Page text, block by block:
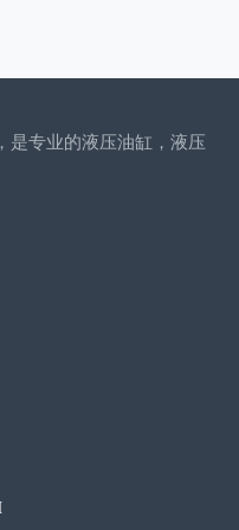
是专业的液压油缸，液压